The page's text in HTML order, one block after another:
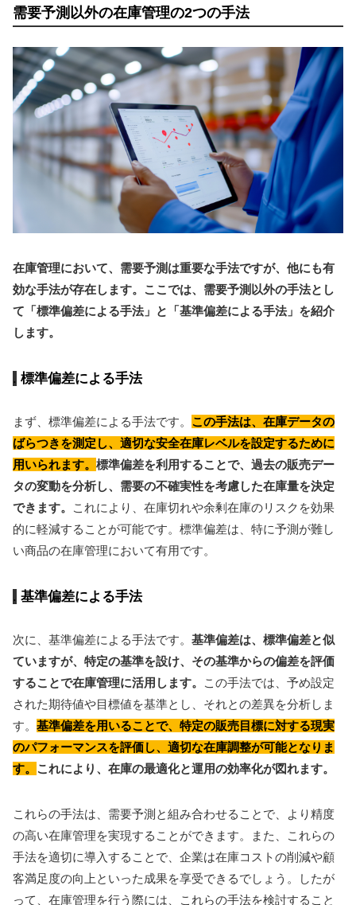
需要予測以外の在庫管理の2つの手法
在庫管理において、需要予測は重要な手法ですが、他にも有
効な手法が存在します。ここでは、需要予測以外の手法とし
て「標準偏差による手法」と「基準偏差による手法」を紹介
します。
標準偏差による手法
まず、標準偏差による手法です。 この手法は、在庫データの
ばらつきを測定し、適切な安全在庫レベルを設定するために
用いられます。 標準偏差を利用することで、過去の販売デー
タの変動を分析し、需要の不確実性を考慮した在庫量を決定
できます。
これにより、在庫切れや余剰在庫のリスクを効果
的に軽減することが可能です。標準偏差は、特に予測が難し
い商品の在庫管理において有用です。
基準偏差による手法
次に、基準偏差による手法です。 基準偏差は、標準偏差と似
ていますが、特定の基準を設け、その基準からの偏差を評価
することで在庫管理に活用します。
この手法では、予め設定
された期待値や目標値を基準とし、それとの差異を分析しま
す。 基準偏差を用いることで、特定の販売目標に対する現実
のパフォーマンスを評価し、適切な在庫調整が可能となりま
す。 これにより、在庫の最適化と運用の効率化が図れます。
これらの手法は、需要予測と組み合わせることで、より精度
の高い在庫管理を実現することができます。また、これらの
手法を適切に導入することで、企業は在庫コストの削減や顧
客満足度の向上といった成果を享受できるでしょう。したが
って、在庫管理を行う際には、これらの手法を検討すること